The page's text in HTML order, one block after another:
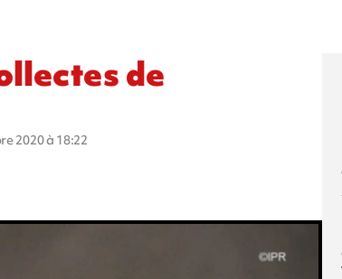
de
2020 à 18:22